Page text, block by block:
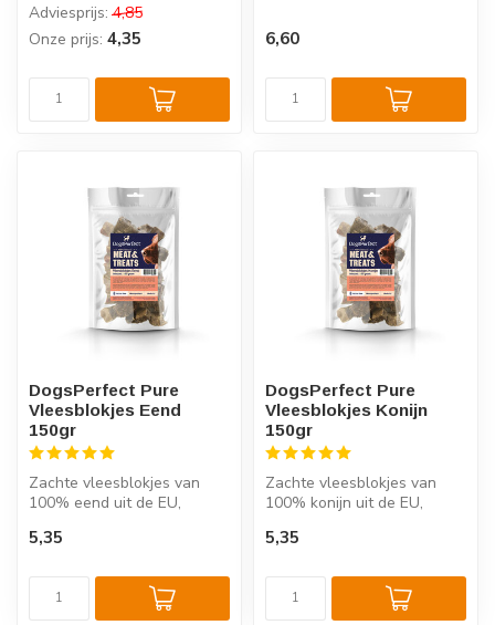
met forelei...
Adviesprijs: 4,85
Onze prijs: 4,35 6,60
DogsPerfect Pure
Vleesblokjes Eend
150gr
Zachte vleesblokjes van
100% eend uit de EU,
toevoegingen,...
5,35
DogsPerfect Pure
Vleesblokjes Konijn
150gr
Zachte vleesblokjes van
100% konijn uit de EU,
verteerbaar ...
5,35